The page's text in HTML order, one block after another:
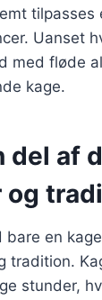
Uanset
med fløde
kage.
del af
og
bare en
tradition.
stunder,